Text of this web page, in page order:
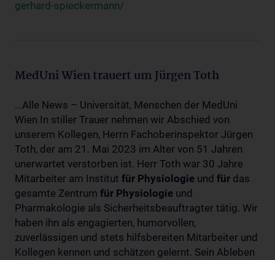
gerhard-spieckermann/
MedUni Wien trauert um Jürgen Toth
...Alle News – Universität, Menschen der MedUni
Wien In stiller Trauer nehmen wir Abschied von
unserem Kollegen, Herrn Fachoberinspektor Jürgen
Toth, der am 21. Mai 2023 im Alter von 51 Jahren
unerwartet verstorben ist. Herr Toth war 30 Jahre
Mitarbeiter am Institut für Physiologie und für das
gesamte Zentrum für Physiologie und
Pharmakologie als Sicherheitsbeauftragter tätig. Wir
haben ihn als engagierten, humorvollen,
zuverlässigen und stets hilfsbereiten Mitarbeiter und
Kollegen kennen und schätzen gelernt. Sein Ableben